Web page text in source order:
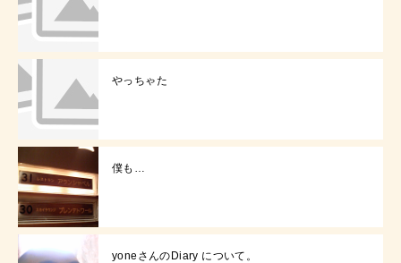
やっちゃた
僕も…
yoneさんのDiary について。